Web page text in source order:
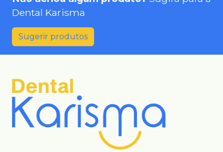
Dental Karisma
Sugerir produtos